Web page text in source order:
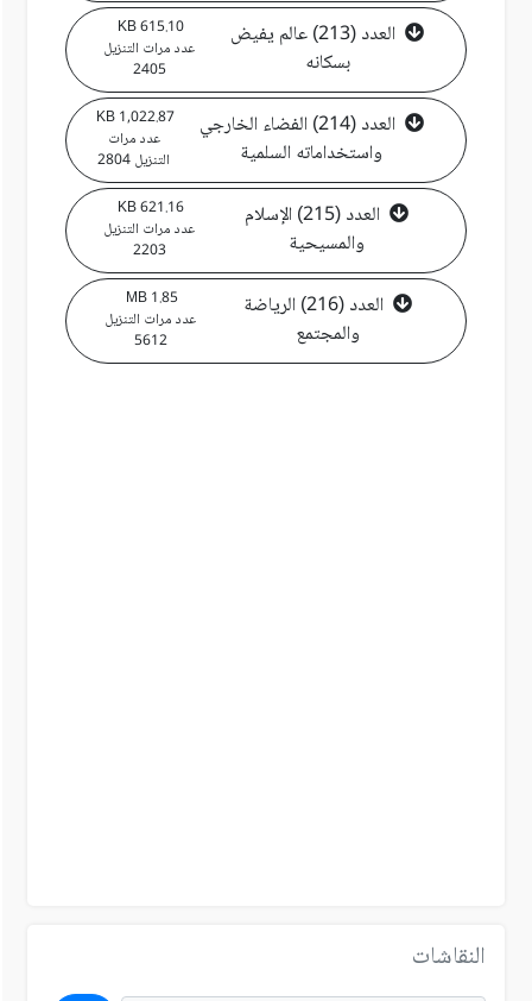
العدد (213) عالم يفيض
بسكانه
615.10 KB
عدد مرات التنزيل
2405
العدد (214) الفضاء الخارجي
واستخداماته السلمية
1,022.87 KB
عدد مرات
التنزيل 2804
العدد (215) الإسلام
والمسيحية
621.16 KB
عدد مرات التنزيل
2203
العدد (216) الرياضة
والمجتمع
1.85 MB
عدد مرات التنزيل
5612
النقاشات